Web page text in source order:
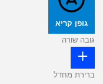
גופן קריא
גובה שורה
ברירת מחדל